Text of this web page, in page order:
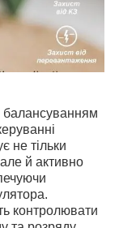
балансуванням
не тільки
й активно
контролювати